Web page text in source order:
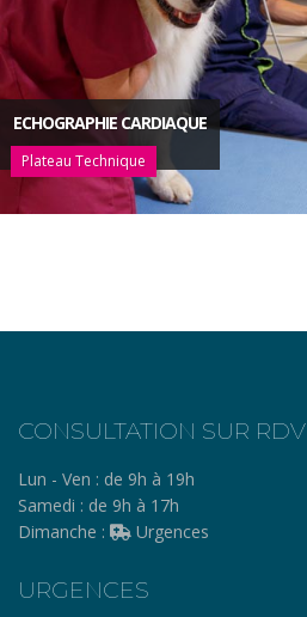
ECHOGRAPHIE CARDIAQUE
Plateau Technique
CONSULTATION SUR RDV
Lun - Ven : de 9h à 19h
Samedi : de 9h à 17h
Dimanche :
Urgences
URGENCES